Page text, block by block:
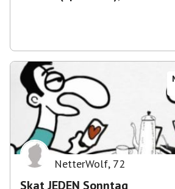
NetterWolf, 72
Skat JEDEN Sonntag